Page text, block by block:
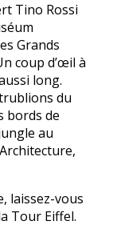
Tino Rossi
Grands
coup d’œil à
long.
du
bords de
au
laissez-vous
Tour Eiffel.